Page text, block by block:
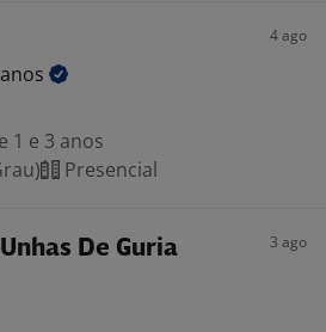
4 ago
1 e 3 anos
Presencial
De Guria 3 ago